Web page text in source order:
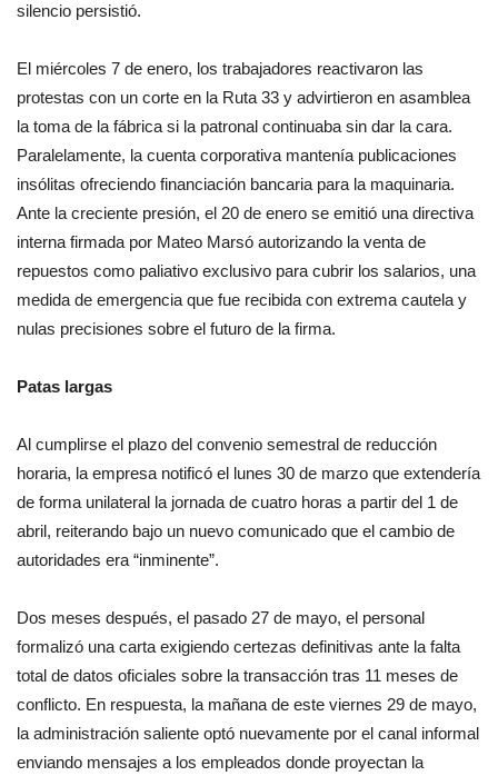
silencio persistió.
El miércoles 7 de enero, los trabajadores reactivaron las
protestas con un corte en la Ruta 33 y advirtieron en asamblea
la toma de la fábrica si la patronal continuaba sin dar la cara.
Paralelamente, la cuenta corporativa mantenía publicaciones
insólitas ofreciendo financiación bancaria para la maquinaria.
Ante la creciente presión, el 20 de enero se emitió una directiva
interna firmada por Mateo Marsó autorizando la venta de
repuestos como paliativo exclusivo para cubrir los salarios, una
medida de emergencia que fue recibida con extrema cautela y
nulas precisiones sobre el futuro de la firma.
Patas largas
Al cumplirse el plazo del convenio semestral de reducción
horaria, la empresa notificó el lunes 30 de marzo que extendería
de forma unilateral la jornada de cuatro horas a partir del 1 de
abril, reiterando bajo un nuevo comunicado que el cambio de
autoridades era “inminente”.
Dos meses después, el pasado 27 de mayo, el personal
formalizó una carta exigiendo certezas definitivas ante la falta
total de datos oficiales sobre la transacción tras 11 meses de
conflicto. En respuesta, la mañana de este viernes 29 de mayo,
la administración saliente optó nuevamente por el canal informal
enviando mensajes a los empleados donde proyectan la